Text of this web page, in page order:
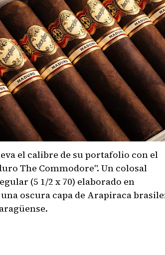
el calibre de su portafolio con el
The Commodore". Un colosal
(5 1/2 x 70) elaborado en
oscura capa de Arapiraca